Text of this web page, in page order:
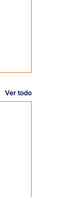
Ver todo